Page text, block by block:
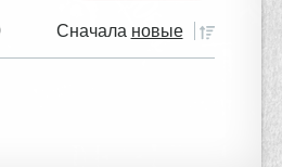
Сначала новые